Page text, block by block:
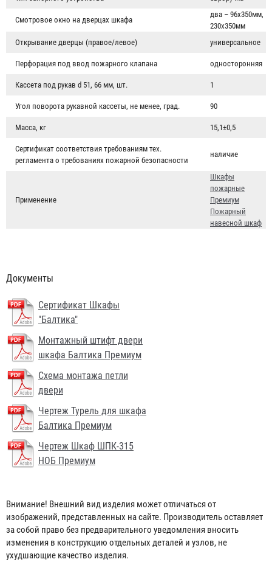
Смотровое окно на дверцах шкафа
два – 96х350мм,
230х350мм
Открывание дверцы (правое/левое)
универсальное
Перфорация под ввод пожарного клапана односторонняя
Кассета под рукав d 51, 66 мм, шт. 1
Угол поворота рукавной кассеты, не менее, град. 90
Масса, кг 15,1±0,5
Сертификат соответствия требованиям тех.
регламента о требованиях пожарной безопасности
наличие
Применение
Шкафы
пожарные
Премиум
Пожарный
навесной шкаф
Документы
Сертификат Шкафы
"Балтика"
Монтажный штифт двери
шкафа Балтика Премиум
Схема монтажа петли
двери
Чертеж Турель для шкафа
Балтика Премиум
Чертеж Шкаф ШПК-315
НОБ Премиум
Внимание! Внешний вид изделия может отличаться от
изображений, представленных на сайте. Производитель оставляет
за собой право без предварительного уведомления вносить
изменения в конструкцию отдельных деталей и узлов, не
ухудшающие качество изделия.
Головка муфтовая ГМ-50